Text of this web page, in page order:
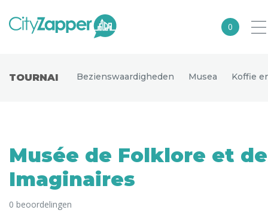
0
Europa
Noord-Amerika
Azië
TOURNAI Bezienswaardigheden Musea Koffie
Musée de Folklore et
Imaginaires
0 beoordelingen